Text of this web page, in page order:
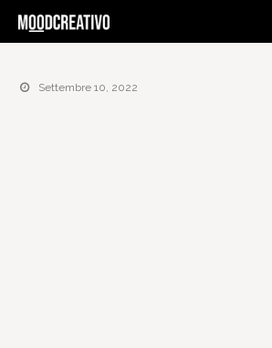
Settembre 10, 2022